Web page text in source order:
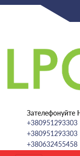
Зателефонуйте
+380951293303
+380951293303
+380632455458